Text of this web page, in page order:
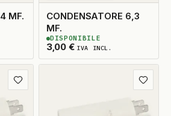
CONDENSATORE 4 MF.
CONDENSATORE 6,3
MF.
3,00 € IVA INCL.
2DISPONIBILI
DISPONIBILE
Aggiungi ai preferiti